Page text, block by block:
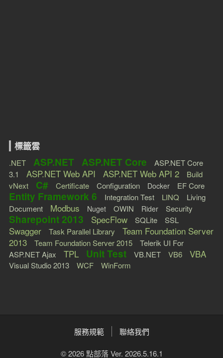
標籤雲
.NET ASP.NET ASP.NET Core
ASP.NET Core
3.1
ASP.NET Web API ASP.NET Web API 2
Build
vNext
C# Certificate Configuration Docker EF Core
Entity Framework 6 Integration Test LINQ
Living
Document
Modbus Nuget OWIN Rider Security
Sharepoint 2013 SpecFlow SQLite SSL
Swagger Task Parallel Library
Team Foundation Server
2013
Team Foundation Server 2015
Telerik UI For
ASP.NET Ajax
TPL Unit Test VB.NET VB6 VBA
Visual Studio 2013 WCF WinForm
服務規範 聯絡我們
© 2026 點部落 Ver. 2026.5.16.1